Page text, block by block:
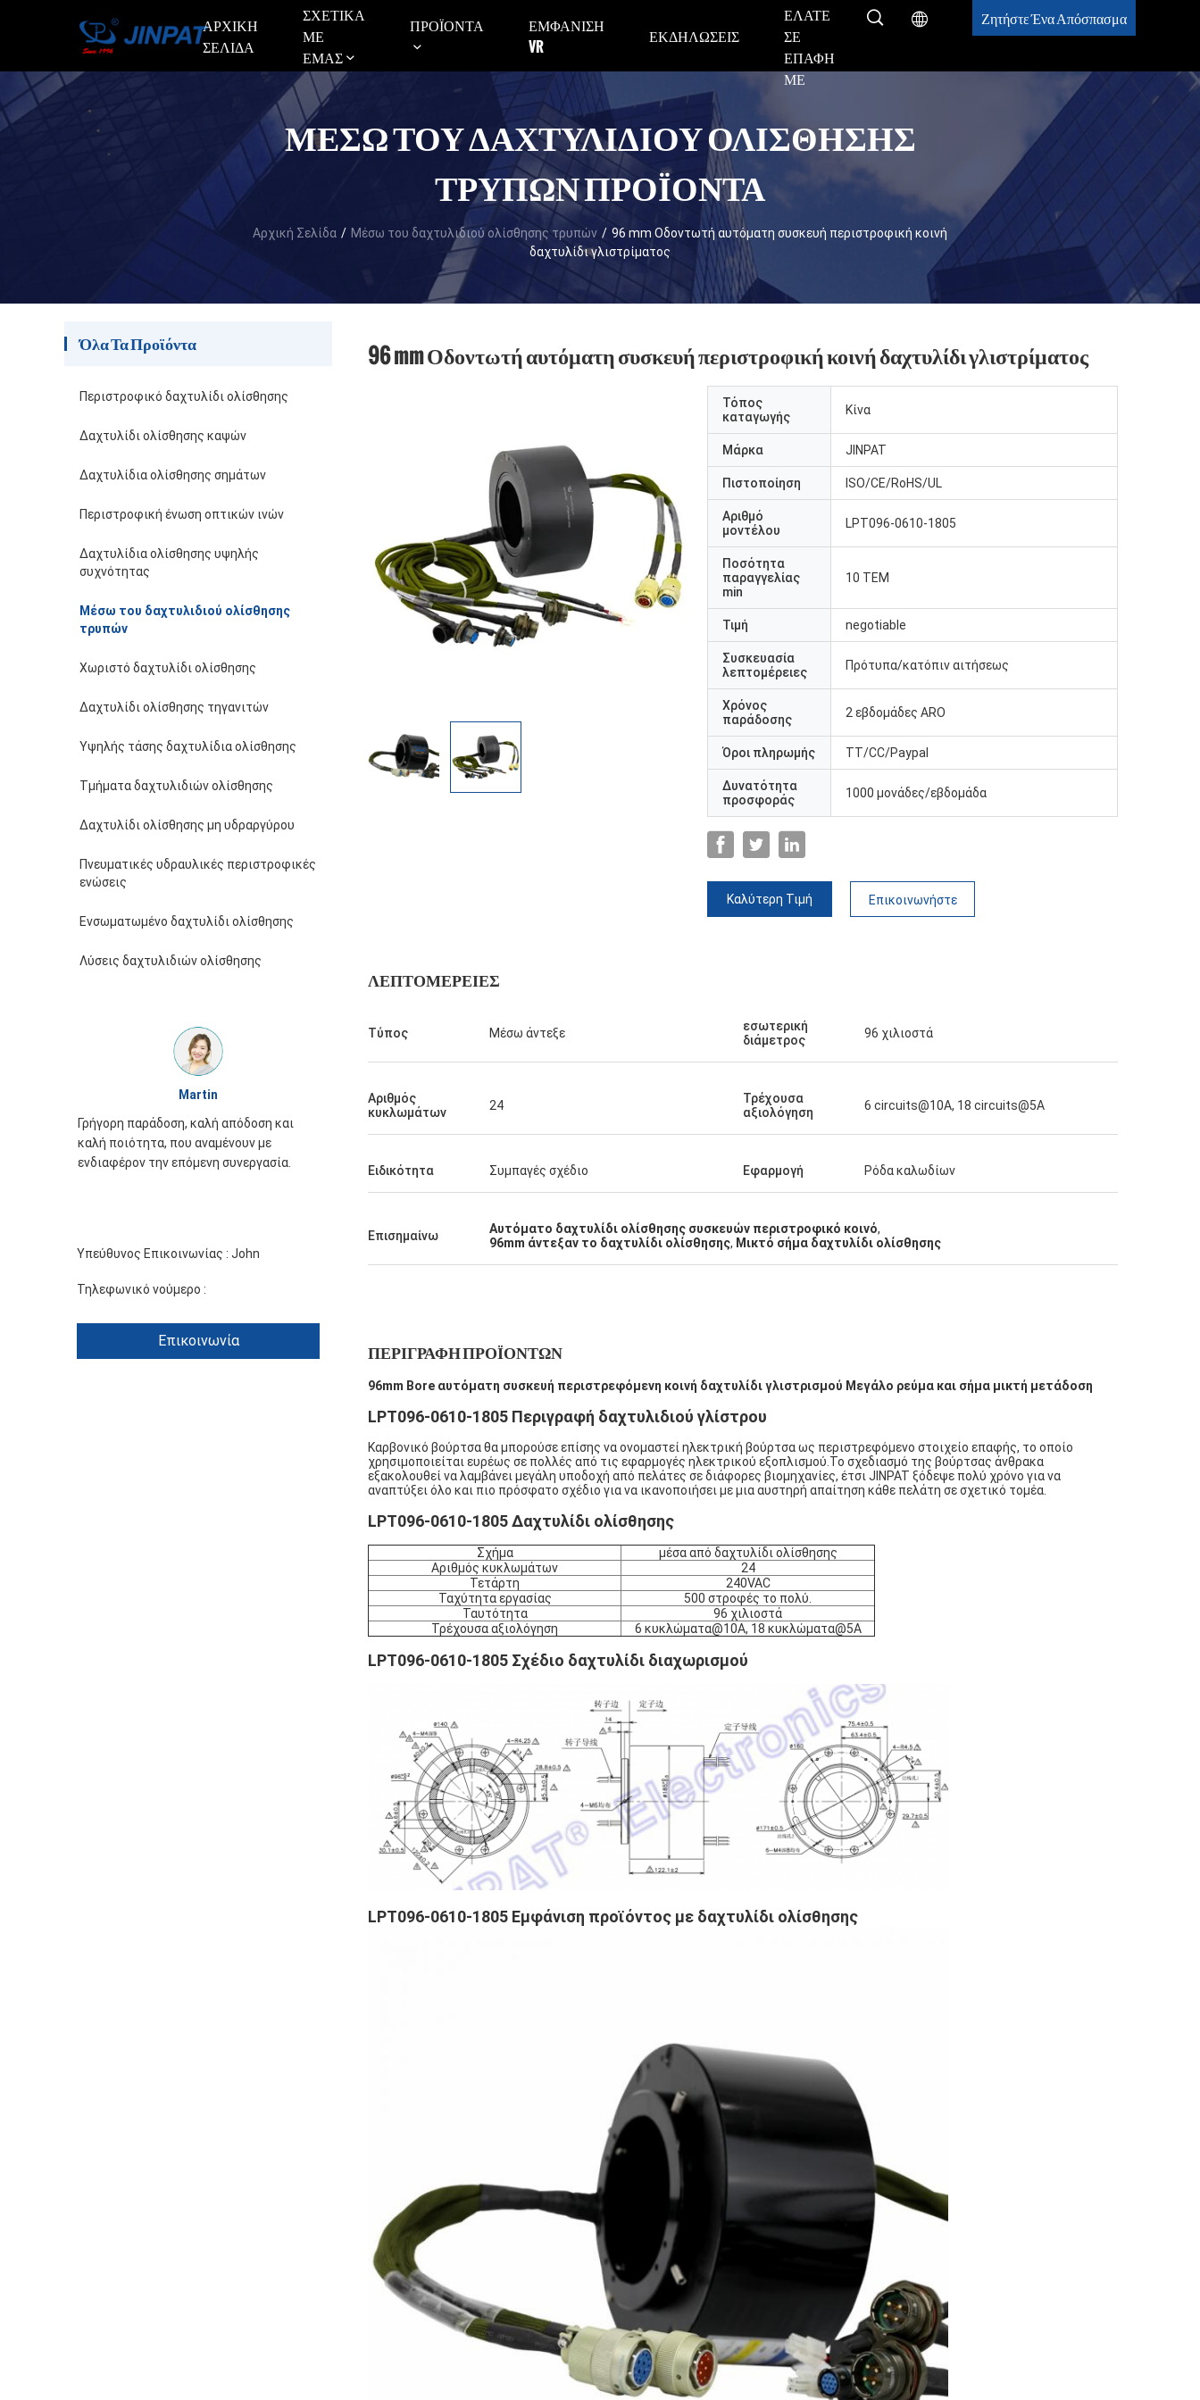
ΑΡΧΙΚΉ
ΣΕΛΊΔΑ
ΣΧΕΤΙΚΆ
ΜΕ
ΕΜΆΣ
ΠΡΟΪΌΝΤΑ
ΕΜΦΆΝΙΣΗ
VR
ΕΚΔΗΛΏΣΕΙΣ
ΕΛΆΤΕ
ΣΕ
ΕΠΑΦΉ
ΜΕ
Ζητήστε Ένα Απόσπασμα
ΜΈΣΩ ΤΟΥ ΔΑΧΤΥΛΙΔΙΟΎ ΟΛΊΣΘΗΣΗΣ
ΤΡΥΠΏΝ ΠΡΟΪΌΝΤΑ
Αρχική Σελίδα / Μέσω του δαχτυλιδιού ολίσθησης τρυπών / 96 mm Οδοντωτή αυτόματη συσκευή περιστροφική κοινή
δαχτυλίδι γλιστρίματος
Όλα Τα Προϊόντα
Περιστροφικό δαχτυλίδι ολίσθησης
Δαχτυλίδι ολίσθησης καψών
Δαχτυλίδια ολίσθησης σημάτων
Περιστροφική ένωση οπτικών ινών
Δαχτυλίδια ολίσθησης υψηλής
συχνότητας
Μέσω του δαχτυλιδιού ολίσθησης
τρυπών
Χωριστό δαχτυλίδι ολίσθησης
Δαχτυλίδι ολίσθησης τηγανιτών
Υψηλής τάσης δαχτυλίδια ολίσθησης
Τμήματα δαχτυλιδιών ολίσθησης
Δαχτυλίδι ολίσθησης μη υδραργύρου
Πνευματικές υδραυλικές περιστροφικές
ενώσεις
Ενσωματωμένο δαχτυλίδι ολίσθησης
Λύσεις δαχτυλιδιών ολίσθησης
καλή απόδοση και
που αναμένουν με
επόμενη συνεργασία.
Η εμφάνιση δαχτυλιδιών ολίσθησης
JINPAT είναι καλή, συσκευάζοντας
προσεκτικά, ενθουσιασμός υπηρεσιών,
Υπεύθυνος Επικοινωνίας : John
Τηλεφωνικό νούμερο :
Επικοινωνία
96 mm Οδοντωτή αυτόματη συσκευή περιστροφική κοινή δαχτυλίδι γλιστρίματος
Τόπος
καταγωγής
Κίνα
Μάρκα JINPAT
Πιστοποίηση ISO/CE/RoHS/UL
Αριθμό
μοντέλου
LPT096-0610-1805
Ποσότητα
παραγγελίας
min
10 ΤΕΜ
Τιμή negotiable
Συσκευασία
λεπτομέρειες
Πρότυπα/κατόπιν αιτήσεως
Χρόνος
παράδοσης
2 εβδομάδες ARO
Όροι πληρωμής TT/CC/Paypal
Δυνατότητα
προσφοράς
1000 μονάδες/εβδομάδα
Καλύτερη Τιμή Επικοινωνήστε
ΛΕΠΤΟΜΈΡΕΙΕΣ
Τύπος Μέσω άντεξε
εσωτερική
διάμετρος
96 χιλιοστά
Αριθμός
κυκλωμάτων
24
Τρέχουσα
αξιολόγηση
6 circuits@10A, 18 circuits@5A
Ειδικότητα Συμπαγές σχέδιο Εφαρμογή Ρόδα καλωδίων
Επισημαίνω Αυτόματο δαχτυλίδι ολίσθησης συσκευών περιστροφικό κοινό,
96mm άντεξαν το δαχτυλίδι ολίσθησης, Μικτό σήμα δαχτυλίδι ολίσθησης
ΠΕΡΙΓΡΑΦΉ ΠΡΟΪΌΝΤΩΝ
96mm Bore αυτόματη συσκευή περιστρεφόμενη κοινή δαχτυλίδι γλιστρισμού Μεγάλο ρεύμα και σήμα μικτή μετάδοση
LPT096-0610-1805 Περιγραφή δαχτυλιδιού γλίστρου
Καρβονικό βούρτσα θα μπορούσε επίσης να ονομαστεί ηλεκτρική βούρτσα ως περιστρεφόμενο στοιχείο επαφής, το οποίο
χρησιμοποιείται ευρέως σε πολλές από τις εφαρμογές ηλεκτρικού εξοπλισμού.Το σχεδιασμό της βούρτσας άνθρακα
εξακολουθεί να λαμβάνει μεγάλη υποδοχή από πελάτες σε διάφορες βιομηχανίες, έτσι JINPAT ξόδεψε πολύ χρόνο για να
αναπτύξει όλο και πιο πρόσφατο σχέδιο για να ικανοποιήσει με μια αυστηρή απαίτηση κάθε πελάτη σε σχετικό τομέα.
LPT096-0610-1805 Δαχτυλίδι ολίσθησης
Σχήμα
μέσα από δαχτυλίδι ολίσθησης
Αριθμός κυκλωμάτων
24
Τετάρτη
240VAC
Ταχύτητα εργασίας
500 στροφές το πολύ.
Ταυτότητα
96 χιλιοστά
Τρέχουσα αξιολόγηση
6 κυκλώματα@10A, 18 κυκλώματα@5A
LPT096-0610-1805 Σχέδιο δαχτυλίδι διαχωρισμού
LPT096-0610-1805 Εμφάνιση προϊόντος με δαχτυλίδι ολίσθησης